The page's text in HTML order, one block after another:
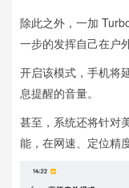
除此之外，一加
一步的发挥自己在户
开启该模式，手机将
息提醒的音量。
甚至，系统还将针对
能，在网速、定位精